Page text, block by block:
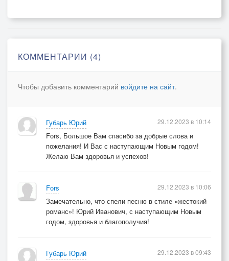
КОММЕНТАРИИ (4)
Чтобы добавить комментарий войдите на сайт.
Губарь Юрий
Fors, Большое Вам спасибо за добрые слова и
пожелания! И Вас с наступающим Новым годом!
Желаю Вам здоровья и успехов!
29.12.2023 в 10:14
Fors
Замечательно, что спели песню в стиле «жестокий
романс»! Юрий Иванович, с наступающим Новым
годом, здоровья и благополучия!
29.12.2023 в 10:06
Губарь Юрий
29.12.2023 в 09:43